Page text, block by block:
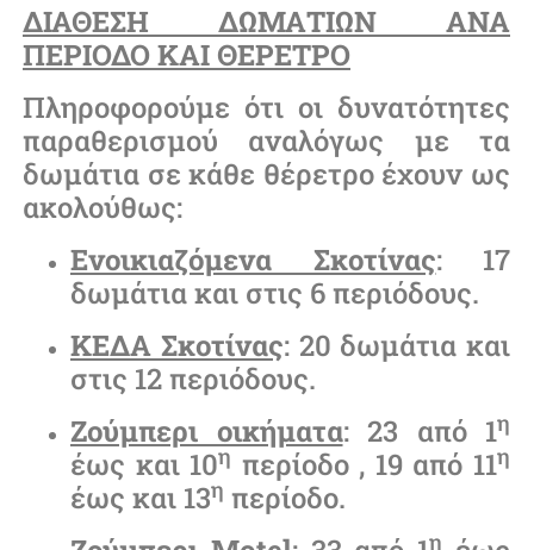
ΔΙΑΘΕΣΗ ΔΩΜΑΤΙΩΝ ΑΝΑ
ΠΕΡΙΟΔΟ ΚΑΙ ΘΕΡΕΤΡΟ
Πληροφορούμε ότι οι δυνατότητες
παραθερισμού αναλόγως με τα
δωμάτια σε κάθε θέρετρο έχουν ως
ακολούθως:
Ενοικιαζόμενα Σκοτίνας: 17
δωμάτια και στις 6 περιόδους.
ΚΕΔΑ Σκοτίνας: 20 δωμάτια και
στις 12 περιόδους.
Ζούμπερι οικήματα: 23 από 1η
έως και 10η περίοδο , 19 από 11η
έως και 13η περίοδο.
η